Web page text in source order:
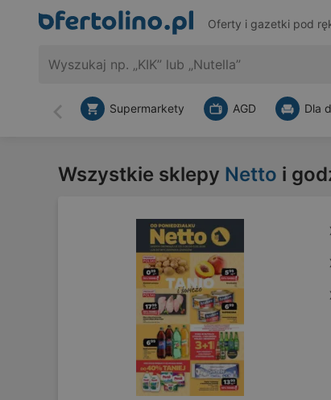
Oferty i gazetki pod
Wstecz
Supermarkety AGD Dla
Wszystkie sklepy Netto i